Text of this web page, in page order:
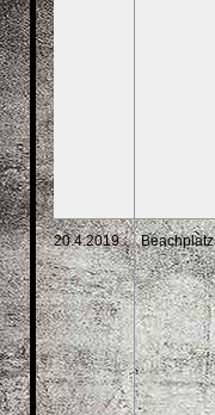
20.4.2019 Beachplatz